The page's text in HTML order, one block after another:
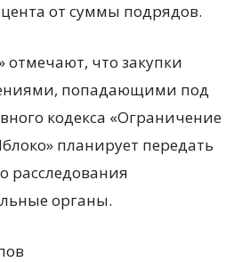
от суммы подрядов.
что закупки
попадающими под
кодекса «Ограничение
планирует передать
расследования
органы.